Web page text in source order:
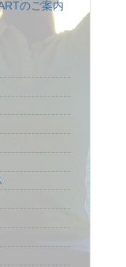
のご案内